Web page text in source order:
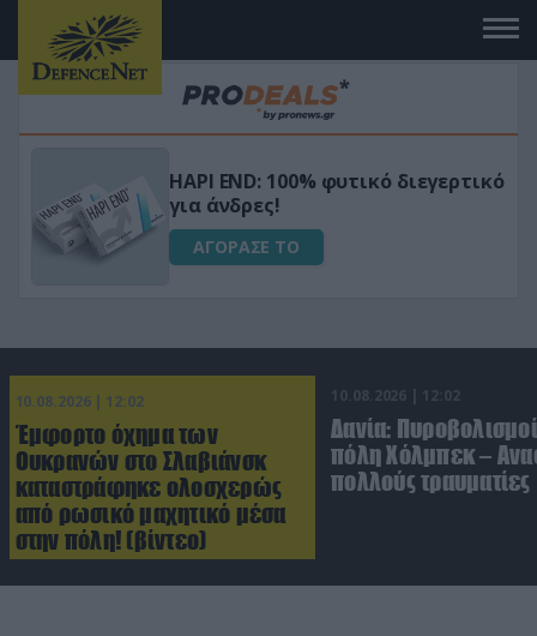
Μεταμόρφωσε τον κήπο σου με το
Ultra Box Μίνι Αλυσοπρίονο με
μπαταρία λιθίου
ΑΓΟΡΑΣΕ ΤΟ
10.08.2026 | 12:02
Έμφορτο όχημα των
Ουκρανών στο Σλαβιάνσκ
καταστράφηκε ολοσχερώς
από ρωσικό μαχητικό μέσα
στην πόλη! (βίντεο)
10.08.2026 | 12:02
Δανία:
πόλη Χόλμπεκ –
πολλούς τραυματίες